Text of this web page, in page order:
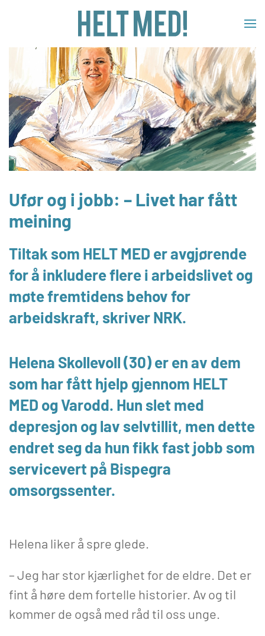
Skip to main content
Ufør og i jobb: – Livet har fått
meining
Tiltak som HELT MED er avgjørende
for å inkludere flere i arbeidslivet og
møte fremtidens behov for
arbeidskraft, skriver NRK.
Helena Skollevoll (30) er en av dem
som har fått hjelp gjennom HELT
MED og Varodd. Hun slet med
depresjon og lav selvtillit, men dette
endret seg da hun fikk fast jobb som
servicevert på Bispegra
omsorgssenter.
Helena liker å spre glede.
– Jeg har stor kjærlighet for de eldre. Det er
fint å høre dem fortelle historier. Av og til
kommer de også med råd til oss unge.